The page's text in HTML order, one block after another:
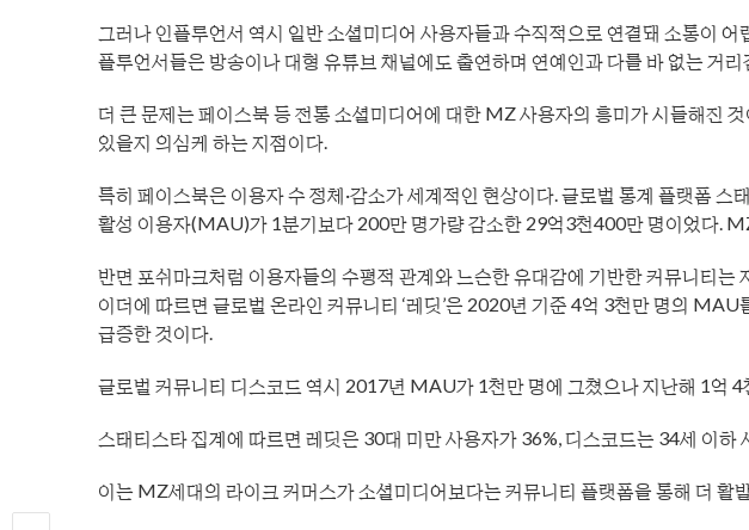
그러나 인플루언서 역시 일반 소셜미디어 사용자들과 수직적으로 연결돼 소통이 어
플루언서들은 방송이나 대형 유튜브 채널에도 출연하며 연예인과 다를 바 없는 거리
더 큰 문제는 페이스북 등 전통 소셜미디어에 대한 MZ 사용자의 흥미가 시들해진
있을지 의심케 하는 지점이다.
특히 페이스북은 이용자 수 정체·감소가 세계적인 현상이다. 글로벌 통계 플랫폼
활성 이용자(MAU)가 1분기보다 200만 명가량 감소한 29억3천400만 명이었다.
반면 포쉬마크처럼 이용자들의 수평적 관계와 느슨한 유대감에 기반한 커뮤니티는
이더에 따르면 글로벌 온라인 커뮤니티 ‘레딧’은 2020년 기준 4억 3천만 명의
급증한 것이다.
글로벌 커뮤니티 디스코드 역시 2017년 MAU가 1천만 명에 그쳤으나 지난해 1억
스태티스타 집계에 따르면 레딧은 30대 미만 사용자가 36%, 디스코드는 34세 이하
이는 MZ세대의 라이크 커머스가 소셜미디어보다는 커뮤니티 플랫폼을 통해 더 활